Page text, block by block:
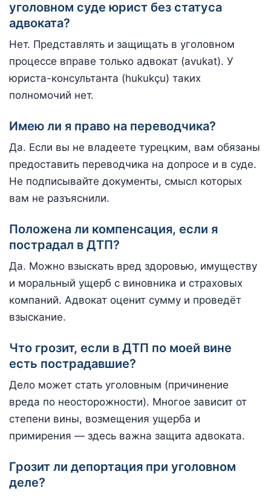
уголовном суде юрист без статуса
адвоката?
Нет. Представлять и защищать в уголовном
процессе вправе только адвокат (avukat). У
юриста-консультанта (hukukçu) таких
полномочий нет.
Имею ли я право на переводчика?
Да. Если вы не владеете турецким, вам обязаны
предоставить переводчика на допросе и в суде.
Не подписывайте документы, смысл которых
вам не разъяснили.
Положена ли компенсация, если я
пострадал в ДТП?
Да. Можно взыскать вред здоровью, имуществу
и моральный ущерб с виновника и страховых
компаний. Адвокат оценит сумму и проведёт
взыскание.
Что грозит, если в ДТП по моей вине
есть пострадавшие?
Дело может стать уголовным (причинение
вреда по неосторожности). Многое зависит от
степени вины, возмещения ущерба и
примирения — здесь важна защита адвоката.
Грозит ли депортация при уголовном
деле?